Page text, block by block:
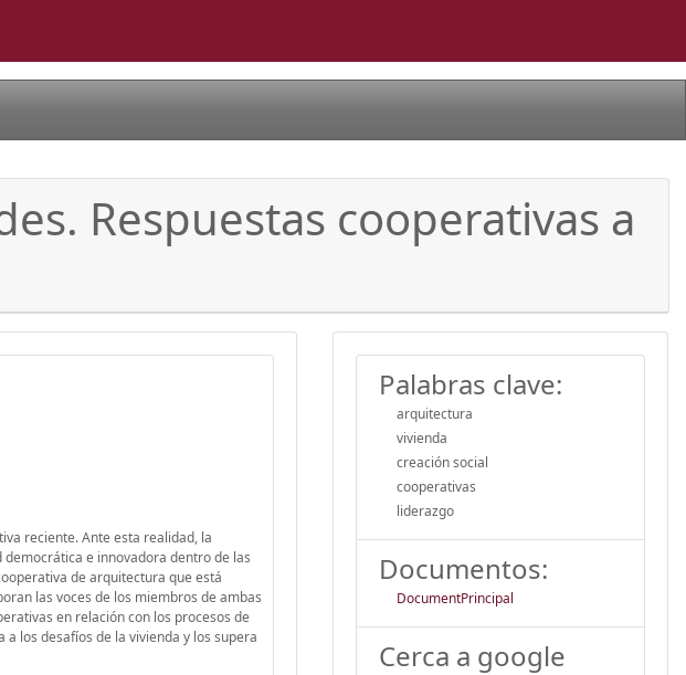
Respuestas cooperativas a
reciente. Ante esta realidad, la
e innovadora dentro de las
de arquitectura que está
las voces de los miembros de ambas
en relación con los procesos de
los desafíos de la vivienda y los supera
Palabras clave:
arquitectura
vivienda
creación social
cooperativas
liderazgo
Documentos:
DocumentPrincipal
Cerca a google